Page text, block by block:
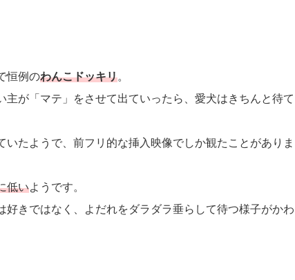
恒例のわんこドッキリ。
主が「マテ」をさせて出ていったら、愛犬はきちんと待て
たようで、前フリ的な挿入映像でしか観たことがありま
低いようです。
きではなく、よだれをダラダラ垂らして待つ様子がかわ